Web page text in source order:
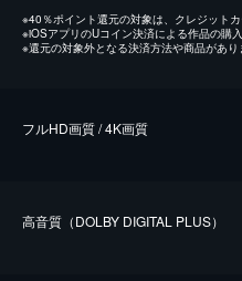
※40％ポイント還元の対象は、クレジット
※iOSアプリのUコイン決済による作品の購
※還元の対象外となる決済方法や商品があ
フルHD画質 / 4K画質
⾼⾳質（DOLBY DIGITAL PLUS）